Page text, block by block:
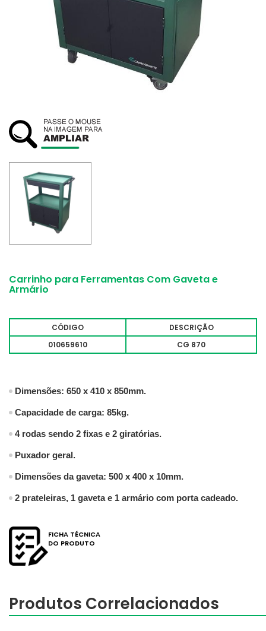
ATENDIMENTO
Carrinho para Ferramentas Com Gaveta e
Armário
CÓDIGO
DESCRIÇÃO
010659610
CG 870
Dimensões: 650 x 410 x 850mm.
Capacidade de carga: 85kg.
4 rodas sendo 2 fixas e 2 giratórias.
Puxador geral.
Dimensões da gaveta: 500 x 400 x 10mm.
2 prateleiras, 1 gavetae 1 armário com porta cadeado.
FICHA TÉCNICA
DO PRODUTO
Produtos Correlacionados